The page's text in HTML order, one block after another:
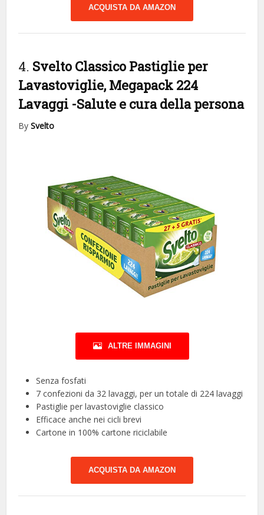
ACQUISTA DA AMAZON
4. Svelto Classico Pastiglie per
Lavastoviglie, Megapack 224
Lavaggi -Salute e cura della persona
BySvelto
ALTRE IMMAGINI
Senza fosfati
7 confezioni da 32 lavaggi, per un totale di 224 lavaggi
Pastiglie per lavastoviglie classico
Efficace anche nei cicli brevi
Cartone in 100% cartone riciclabile
ACQUISTA DA AMAZON